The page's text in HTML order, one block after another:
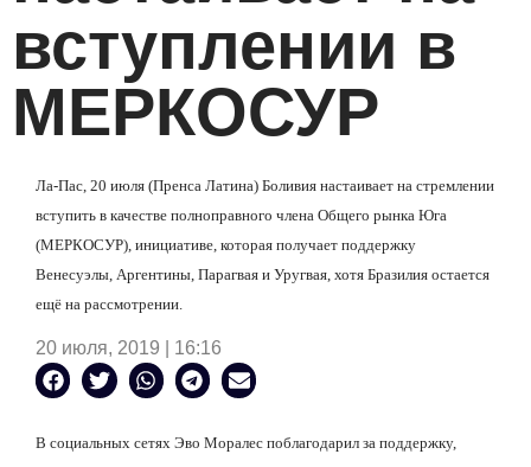
вступлении в
МЕРКОСУР
Ла-Пас, 20 июля (Пренса Латина) Боливия настаивает на стремлении
вступить в качестве полноправного члена Общего рынка Юга
(МЕРКОСУР), инициативе, которая получает поддержку
Венесуэлы, Аргентины, Парагвая и Уругвая, хотя Бразилия остается
ещё на рассмотрении.
20 июля, 2019 | 16:16
В социальных сетях Эво Моралес поблагодарил за поддержку,